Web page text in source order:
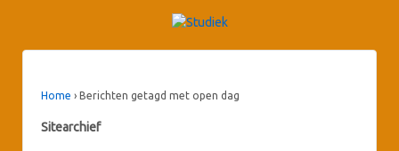
Home › Berichten getagd met open dag
Sitearchief